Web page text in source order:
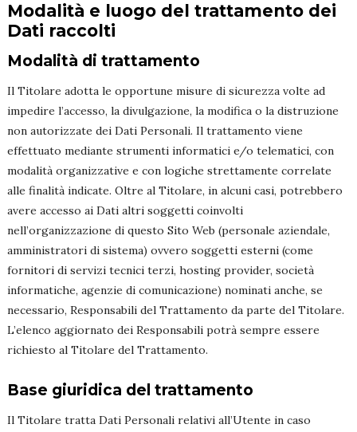
Modalità e luogo del trattamento dei
Dati raccolti
Modalità di trattamento
Il Titolare adotta le opportune misure di sicurezza volte ad
impedire l’accesso, la divulgazione, la modifica o la distruzione
non autorizzate dei Dati Personali. Il trattamento viene
effettuato mediante strumenti informatici e/o telematici, con
modalità organizzative e con logiche strettamente correlate
alle finalità indicate. Oltre al Titolare, in alcuni casi, potrebbero
avere accesso ai Dati altri soggetti coinvolti
nell’organizzazione di questo Sito Web (personale aziendale,
amministratori di sistema) ovvero soggetti esterni (come
fornitori di servizi tecnici terzi, hosting provider, società
informatiche, agenzie di comunicazione) nominati anche, se
necessario, Responsabili del Trattamento da parte del Titolare.
L’elenco aggiornato dei Responsabili potrà sempre essere
richiesto al Titolare del Trattamento.
Base giuridica del trattamento
Il Titolare tratta Dati Personali relativi all’Utente in caso